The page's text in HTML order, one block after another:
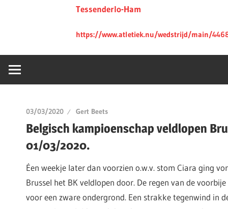
Tessenderlo-Ham
https://www.atletiek.nu/wedstrijd/main/
03/03/2020 Gert Beets
Belgisch kampioenschap veldlopen
01/03/2020.
Éen weekje later dan voorzien o.w.v. stom Ciara ging
Brussel het BK veldlopen door. De regen van de
voor een zware ondergrond. Een strakke tegenwind in